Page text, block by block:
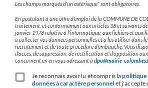
Les champs marqués d'un astérisque* sont obligatoires.
En postulant à une offre d’emploi de la COMMUNE DE
traitement, et conformément aux articles 38 et suivants
janvier 1978 relative à l'informatique, aux fichiers et aux
à collecter vos données personnelles et à les utiliser dans le
recrutement et de toute procédure d’embauche. Vous
d’accès, de suppression, de rectification et d’opposition
concernent en en vous adressant à dpo@mairie-
Je reconnais avoir lu et compris lapolitique
données à caractère personnel et j'accepte